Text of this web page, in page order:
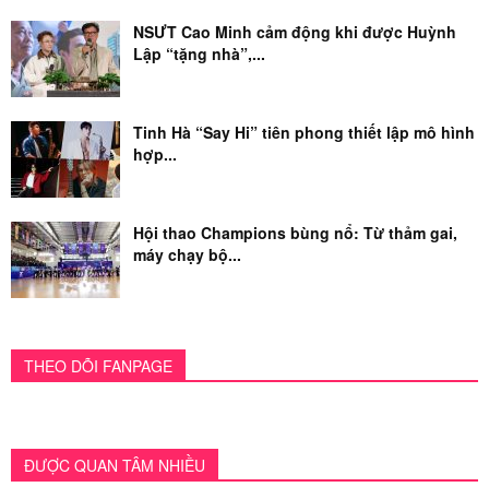
NSƯT Cao Minh cảm động khi được Huỳnh
Lập “tặng nhà”,...
Tinh Hà “Say Hi” tiên phong thiết lập mô hình
hợp...
Hội thao Champions bùng nổ: Từ thảm gai,
máy chạy bộ...
THEO DÕI FANPAGE
ĐƯỢC QUAN TÂM NHIỀU